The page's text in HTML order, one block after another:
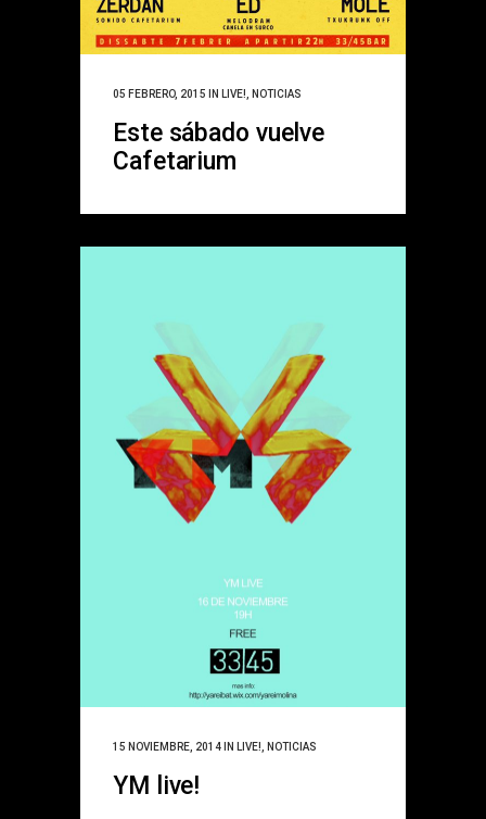
05 FEBRERO, 2015 IN LIVE! NOTICIAS
Este sábado vuelve
Cafetarium
15 NOVIEMBRE, 2014 IN LIVE!, NOTICIAS
YM live!